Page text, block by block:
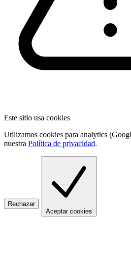
Este sitio usa cookies
Utilizamos cookies para analytics
nuestra Política de privacidad.
Rechazar
Aceptar cookies